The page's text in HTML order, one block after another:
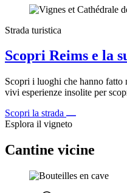
Strada turistica
Scopri Reims e la
Scopri i luoghi che hanno fatto
vivi esperienze insolite per
Scopri la strada
Esplora il vigneto
Cantine vicine